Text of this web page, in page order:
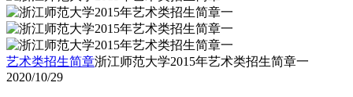
艺术类招生简章浙江师范大学2015年艺术类招生简章一
2020/10/29